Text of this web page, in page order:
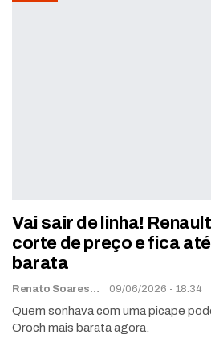
Vai sair de linha!
corte de preço e fica
barata
Renato Soares 09/06/2026 - 18:34
Quem sonhava com uma picape
Oroch mais barata agora.